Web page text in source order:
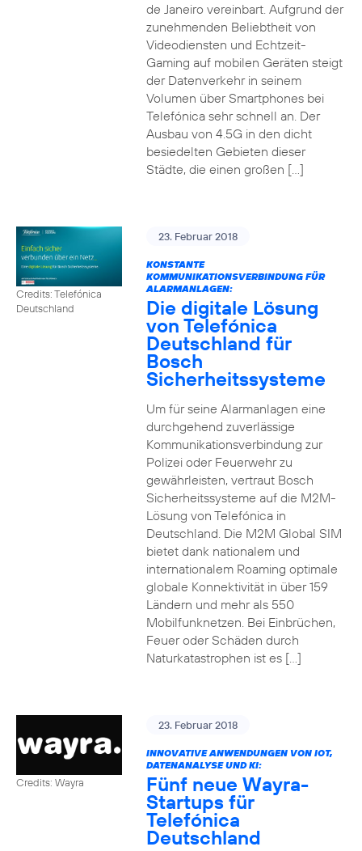
de Janeiro vereinbart. Aufgrund der
zunehmenden Beliebtheit von
Videodiensten und Echtzeit-
Gaming auf mobilen Geräten steigt
der Datenverkehr in seinem
Volumen über Smartphones bei
Telefónica sehr schnell an. Der
Ausbau von 4.5G in den dicht
besiedelten Gebieten dieser
Städte, die einen großen […]
Credits: Telefónica
Deutschland
23. Februar 2018
KONSTANTE
KOMMUNIKATIONSVERBINDUNG FÜR
ALARMANLAGEN:
Die digitale Lösung
von Telefónica
Deutschland für
Bosch
Sicherheitssysteme
Um für seine Alarmanlagen eine
durchgehend zuverlässige
Kommunikationsverbindung zur
Polizei oder Feuerwehr zu
gewährleisten, vertraut Bosch
Sicherheitssysteme auf die M2M-
Lösung von Telefónica in
Deutschland. Die M2M Global SIM
bietet dank nationalem und
internationalem Roaming optimale
globale Konnektivität in über 159
Ländern und mehr als 550
Mobilfunknetzen. Bei Einbrüchen,
Feuer oder Schäden durch
Naturkatastrophen ist es […]
Credits: Wayra
23. Februar 2018
INNOVATIVE ANWENDUNGEN VON IOT,
DATENANALYSE UND KI:
Fünf neue Wayra-
Startups für
Telefónica
Deutschland